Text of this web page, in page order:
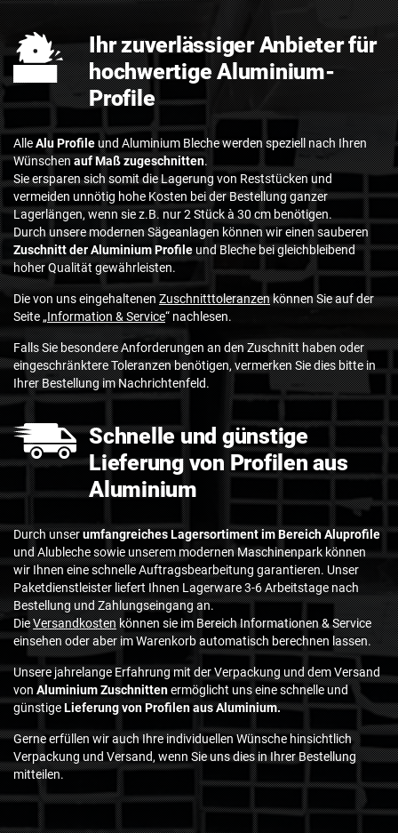
Ihr zuverlässiger Anbieter für
hochwertige Aluminium-
Profile
AlleAlu Profile und Aluminium Bleche werden speziell nach Ihren
Wünschenauf Maß zugeschnitten.
Sie ersparen sich somit die Lagerung von Reststücken und
vermeiden unnötig hohe Kosten bei der Bestellung ganzer
Lagerlängen, wenn sie z.B. nur 2 Stück à 30 cm benötigen.
Durch unsere modernen Sägeanlagen können wir einen sauberen
Zuschnitt der Aluminium Profileund Bleche bei gleichbleibend
hoher Qualität gewährleisten.
Die von uns eingehaltenen Zuschnitttoleranzenkönnen Sie auf der
Seite „Information & Service“ nachlesen.
Falls Sie besondere Anforderungen an den Zuschnitt haben oder
eingeschränktere Toleranzen benötigen, vermerken Sie dies bitte in
Ihrer Bestellung im Nachrichtenfeld.
Schnelle und günstige
Lieferung von Profilen aus
Aluminium
Durch unserumfangreiches Lagersortiment im Bereich Aluprofile
und Alubleche sowie unserem modernen Maschinenpark können
wir Ihnen eine schnelle Auftragsbearbeitung garantieren. Unser
Paketdienstleister liefert Ihnen Lagerware 3-6 Arbeitstage nach
Bestellung und Zahlungseingang an.
DieVersandkostenkönnen sie im Bereich Informationen & Service
einsehen oder aber im Warenkorb automatisch berechnen lassen.
Unsere jahrelange Erfahrung mit der Verpackung und dem Versand
von Aluminium Zuschnittenermöglicht uns eine schnelle und
günstigeLieferung von Profilen aus Aluminium.
Gerne erfüllen wir auch Ihre individuellen Wünsche hinsichtlich
Verpackung und Versand, wenn Sie uns dies in Ihrer Bestellung
mitteilen.